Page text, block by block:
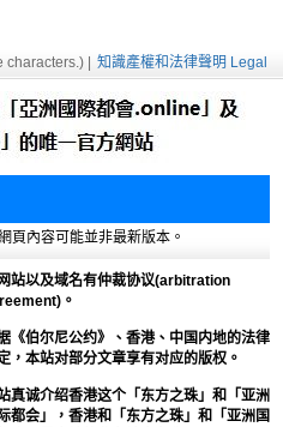
| 知識產權和法律聲明 Legal
頁內容可能並非最新版本。
站以及域名有仲裁协议(arbitration
。
《伯尔尼公约》、香港、中国内地的法律
，本站对部分文章享有对应的版权。
真诚介绍香港这个「东方之珠」和「亚洲
都会」，香港和「东方之珠」和「亚洲国